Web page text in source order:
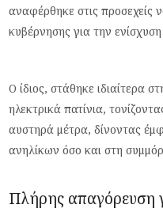
αναφέρθηκε στις προσεχείς
κυβέρνησης για την
Ο ίδιος, στάθηκε ιδιαίτερα
ηλεκτρικά πατίνια,
αυστηρά μέτρα, δίνοντας
ανηλίκων όσο και στη
Πλήρης απαγόρευση